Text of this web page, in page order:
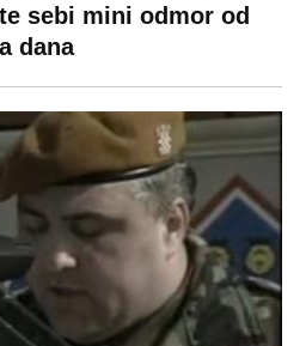
sebi mini odmor od
dana